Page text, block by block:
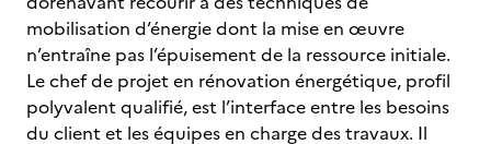
mobilisation d’énergie dont la mise en œuvre
n’entraîne pas l’épuisement de la ressource initiale.
Le chef de projet en rénovation énergétique, profil
polyvalent qualifié, est l’interface entre les besoins
du client et les équipes en charge des travaux. Il